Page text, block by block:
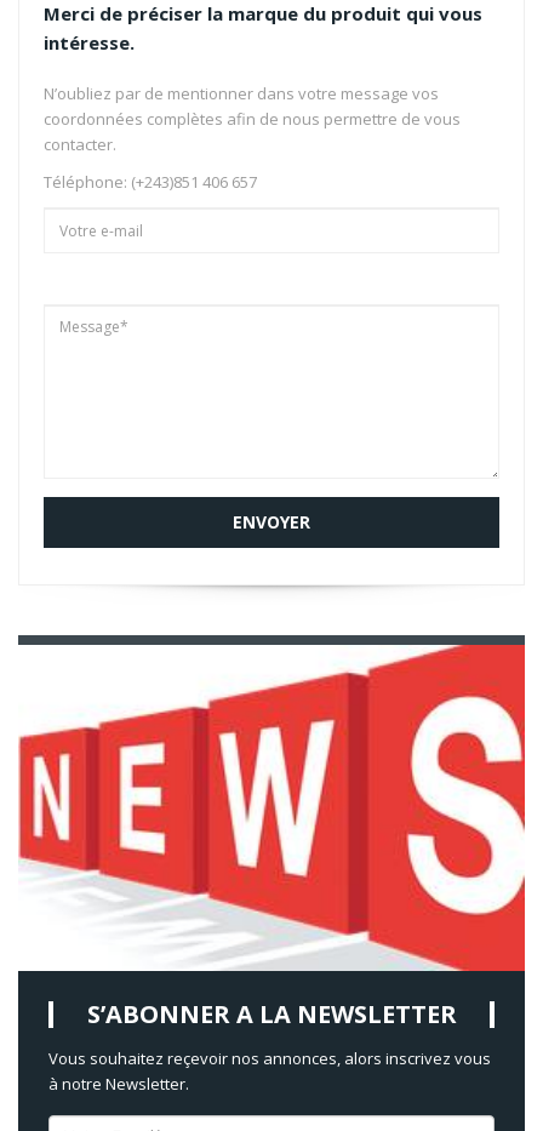
Merci de préciser la marque du produit qui vous
intéresse.
N’oubliez par de mentionner dans votre message vos
coordonnées complètes afin de nous permettre de vous
contacter.
Téléphone: (+243)851 406 657
S’ABONNER A LA NEWSLETTER
Vous souhaitez reçevoir nos annonces, alors inscrivez vous
à notre Newsletter.